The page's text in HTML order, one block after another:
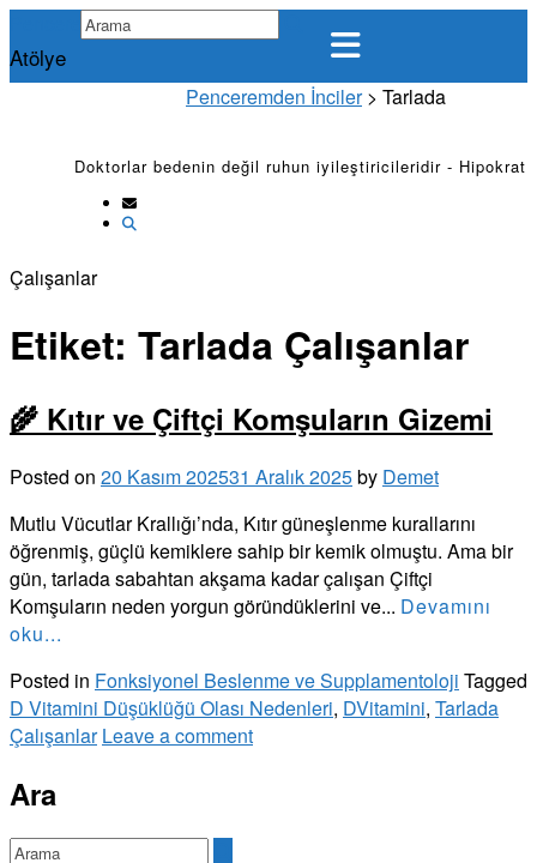
to
content
Penceremden İnciler
Atölye
Doktorlar bedenin değil ruhun iyileştiricileridir - Hipokrat
Penceremden İnciler> Tarlada
Çalışanlar
Etiket: Tarlada Çalışanlar
🌾 Kıtır ve Çiftçi Komşuların Gizemi
Posted on 20 Kasım 202531 Aralık 2025by Demet
Mutlu Vücutlar Krallığı’nda, Kıtır güneşlenme kurallarını
öğrenmiş, güçlü kemiklere sahip bir kemik olmuştu. Ama bir
gün, tarlada sabahtan akşama kadar çalışan Çiftçi
Komşuların neden yorgun göründüklerini ve... Devamını
oku...
Posted in Fonksiyonel Beslenme ve Supplamentoloji Tagged
D Vitamini Düşüklüğü Olası Nedenleri, DVitamini, Tarlada
Çalışanlar Leave a comment
Ara